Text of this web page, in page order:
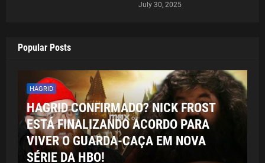
July 30, 2025
Popular Posts
HAGRID
HAGRID CONFIRMADO? NICK FROST
ESTÁ FINALIZANDO ACORDO PARA
VIVER O GUARDA-CAÇA EM NOVA
SÉRIE DA HBO!